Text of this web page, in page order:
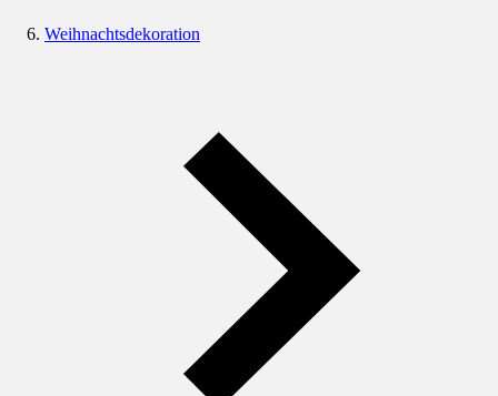
Weihnachtsdekoration